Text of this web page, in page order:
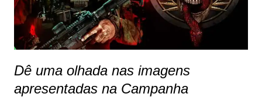
Dê uma olhada nas imagens
apresentadas na Campanha